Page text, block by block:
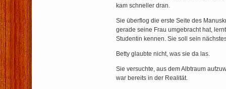
kam schneller dran.
Sie überflog die erste Seite des
gerade seine Frau umgebracht hat,
Studentin kennen. Sie soll sein
Betty glaubte nicht, was sie da las.
Sie versuchte, aus dem Albtraum
war bereits in der Realität.